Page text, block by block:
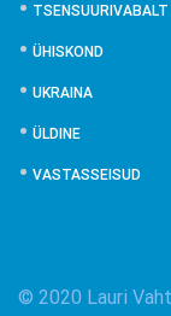
TSENSUURIVABALT
ÜHISKOND
UKRAINA
ÜLDINE
VASTASSEISUD
© 2020 Lauri